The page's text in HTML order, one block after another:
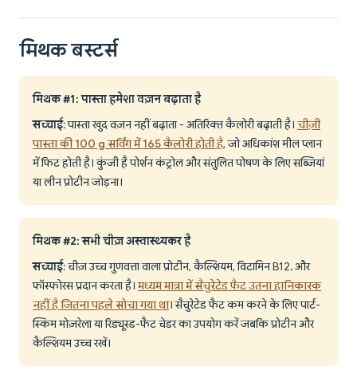
मिथक बस्टर्स
मिथक #1: पास्ता हमेशा वज़न बढ़ाता है
सच्चाई: पास्ता खुद वज़न नहीं बढ़ाता - अतिरिक्त कैलोरी बढ़ाती है। चीज़ी
पास्ता की 100 g सर्विंग में 165 कैलोरी होती है, जो अधिकांश मील प्लान
में फिट होती है। कुंजी है पोर्शन कंट्रोल और संतुलित पोषण के लिए सब्जियां
या लीन प्रोटीन जोड़ना।
मिथक #2: सभी चीज़ अस्वास्थ्यकर है
सच्चाई: चीज़ उच्च गुणवत्ता वाला प्रोटीन, कैल्शियम, विटामिन B12, और
फॉस्फोरस प्रदान करता है।मध्यम मात्रा में सैचुरेटेड फैट उतना हानिकारक
नहीं है जितना पहले सोचा गया था। सैचुरेटेड फैट कम करने के लिए पार्ट-
स्किम मोज़रेला या रिड्यूस्ड-फैट चेडर का उपयोग करें जबकि प्रोटीन और
कैल्शियम उच्च रखें।